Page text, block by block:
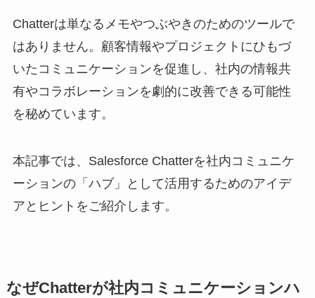
Chatterは単なるメモやつぶやきのためのツールで
はありません。顧客情報やプロジェクトにひもづ
いたコミュニケーションを促進し、社内の情報共
有やコラボレーションを劇的に改善できる可能性
を秘めています。
本記事では、Salesforce Chatterを社内コミュニケ
ーションの「ハブ」として活用するためのアイデ
アとヒントをご紹介します。
なぜChatterが社内コミュニケーションハ